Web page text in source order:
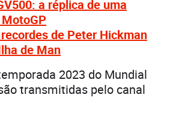
a réplica de uma
de Peter Hickman
de Man
2023 do Mundial
transmitidas pelo canal